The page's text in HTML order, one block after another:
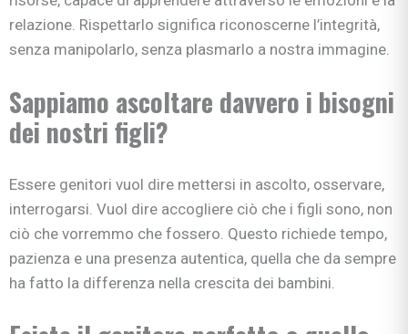
relazione. Rispettarlo significa riconoscerne l’integrità,
senza manipolarlo, senza plasmarlo a nostra immagine.
Sappiamo ascoltare davvero i bisogni
dei nostri figli?
Essere genitori vuol dire mettersi in ascolto, osservare,
interrogarsi. Vuol dire accogliere ciò che i figli sono, non
ciò che vorremmo che fossero. Questo richiede tempo,
pazienza e una presenza autentica, quella che da sempre
ha fatto la differenza nella crescita dei bambini.